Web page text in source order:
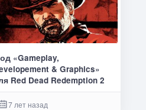
«Gameplay,
& Graphics»
Red Dead Redemption 2
7 лет назад